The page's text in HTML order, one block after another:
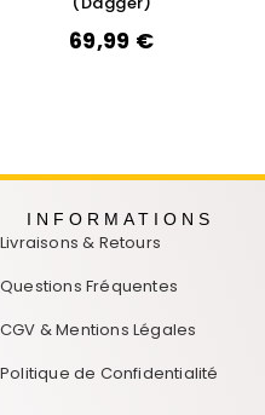
69,99 €
INFORMATIONS
Livraisons & Retours
Questions Fréquentes
CGV & Mentions Légales
Politique de Confidentialité